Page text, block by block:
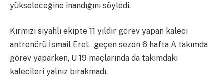
yükseleceğine inandığını söyledi.
Kırmızı siyahlı ekipte 11 yıldır görev yapan kaleci
antrenörü İsmail Erel, geçen sezon 6 hafta A takımda
görev yaparken, U 19 maçlarında da takımdaki
kalecileri yalnız bırakmadı.